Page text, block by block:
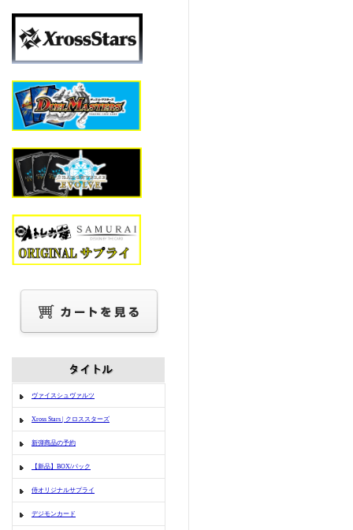
ヴァイスシュヴァルツ
Xross Stars | クロススターズ
新弾商品の予約
【新品】BOX/パック
侍オリジナルサプライ
デジモンカード